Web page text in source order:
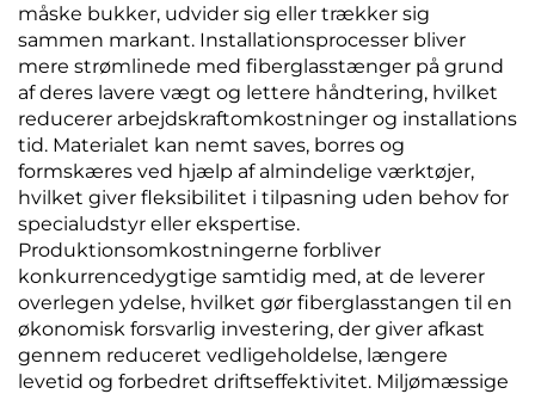
måske bukker, udvider sig eller trækker sig
sammen markant. Installationsprocesser bliver
mere strømlinede med fiberglasstænger på grund
af deres lavere vægt og lettere håndtering, hvilket
reducerer arbejdskraftomkostninger og installations
tid. Materialet kan nemt saves, borres og
formskæres ved hjælp af almindelige værktøjer,
hvilket giver fleksibilitet i tilpasning uden behov for
specialudstyr eller ekspertise.
Produktionsomkostningerne forbliver
konkurrencedygtige samtidig med, at de leverer
overlegen ydelse, hvilket gør fiberglasstangen til en
økonomisk forsvarlig investering, der giver afkast
gennem reduceret vedligeholdelse, længere
levetid og forbedret driftseffektivitet. Miljømæssige